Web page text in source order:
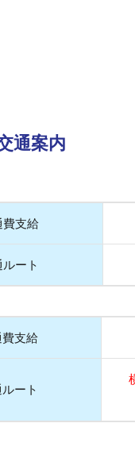
通案内
費支給
ート
支給
ート